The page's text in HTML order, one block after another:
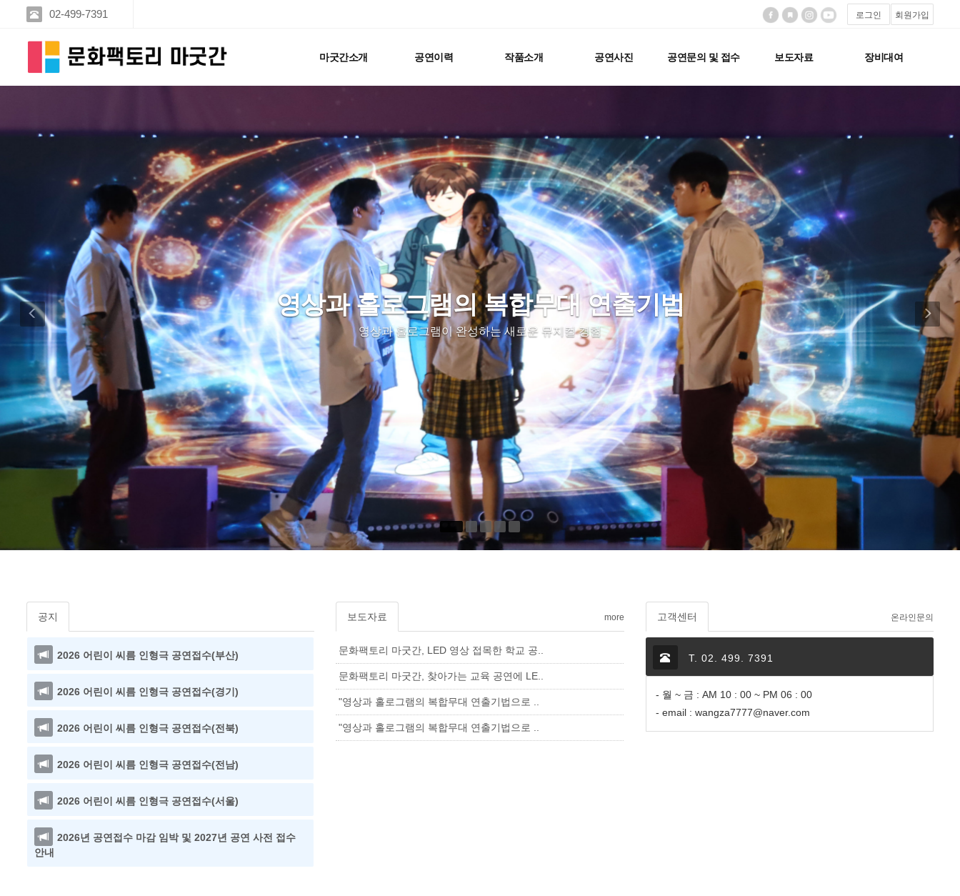
02-499-7391 로그인 회원가입
마굿간소개 공연이력 작품소개 공연사진 공연문의 및 접수 보도자료 장비대여
영상과 홀로그램의 복합무대 연출기법
영상과 홀로그램이 완성하는 새로운 뮤지컬 경험
공지
2026 어린이 씨름 인형극 공연접수(부산)
2026 어린이 씨름 인형극 공연접수(경기)
2026 어린이 씨름 인형극 공연접수(전북)
2026 어린이 씨름 인형극 공연접수(전남)
2026 어린이 씨름 인형극 공연접수(서울)
2026년 공연접수 마감 임박 및 2027년 공연 사전 접수
안내
보도자료 more
문화팩토리 마굿간, LED 영상 접목한 학교 공..
문화팩토리 마굿간, 찾아가는 교육 공연에 LE..
"영상과 홀로그램의 복합무대 연출기법으로 ..
"영상과 홀로그램의 복합무대 연출기법으로 ..
고객센터 온라인문의
T. 02. 499. 7391
- 월 ~ 금 : AM 10 : 00 ~ PM 06 : 00
- email : wangza7777@naver.com